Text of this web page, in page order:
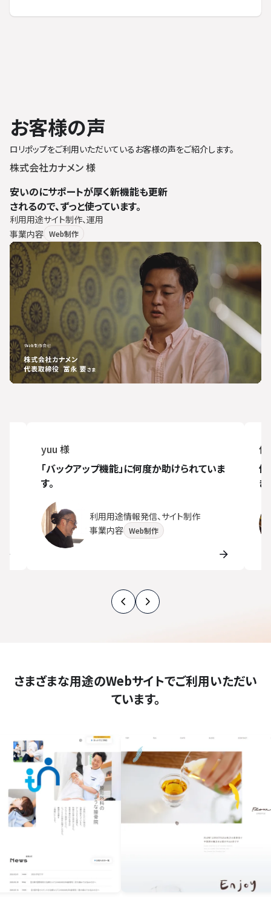
お客様の声
ロリポップをご利用いただいているお客様の声をご紹介します。
株式会社カナメン 様
安いのにサポートが厚く新機能も更新
されるので、ずっと使っています。
利用用途サイト制作、運用
事業内容 Web制作
yuu 様
「バックアップ機能」に何度か助けられていま
す。
利用用途情報発信、サイト制作
事業内容 Web制作
他
き
さまざまな用途のWebサイトでご利用いただい
ています。